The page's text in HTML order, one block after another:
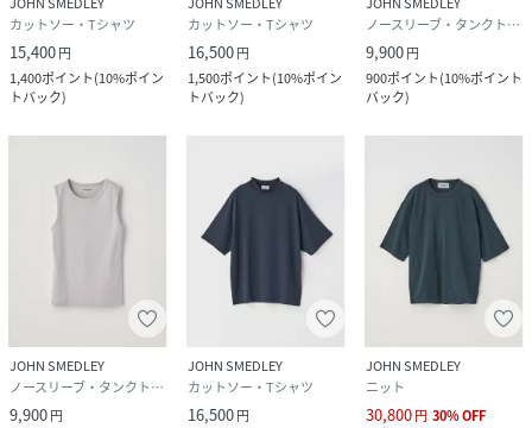
カットソー・Tシャツ
15,400円
1,400ポイント(10%ポイン
トバック)
カットソー・Tシャツ
16,500円
1,500ポイント(10%ポイン
トバック)
ノースリーブ・タンクトップ
9,900円
900ポイント(10%ポイント
バック)
JOHN SMEDLEY
ノースリーブ・タンクトップ
9,900円
JOHN SMEDLEY
カットソー・Tシャツ
16,500円
JOHN SMEDLEY
ニット
30,800円 30%OFF